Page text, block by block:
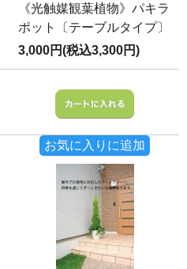
《光触媒観葉植物》パキラ
ポット〔テーブルタイプ〕
3,000円(税込3,300円)
お気に入りに追加